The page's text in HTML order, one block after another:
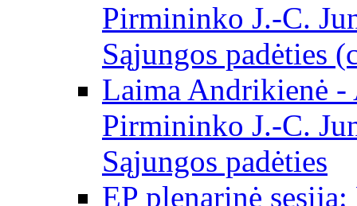
Pirmininko J.-C.
Sąjungos padėties
Laima Andrikienė
Pirmininko J.-C.
Sąjungos padėties
EP plenarinė